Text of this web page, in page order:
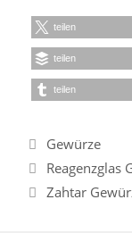
teilen
teilen
teilen
Kategorien
Gewürze
Reagenzglas
Zahtar